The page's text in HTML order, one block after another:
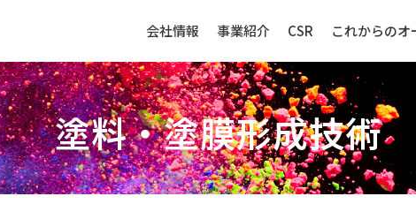
会社情報 事業紹介
生産財（化成品・物資） センサー
CSR これからのオ
塗料・塗膜形成技術